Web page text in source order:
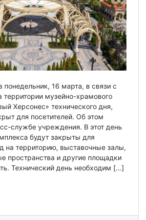
понедельник, 16 марта, в связи с
территории музейно-храмового
Херсонес» технического дня,
для посетителей. Об этом
службе учреждения. В этот день
будут закрыты для
на территорию, выставочные залы,
пространства и другие площадки
Технический день необходим […]